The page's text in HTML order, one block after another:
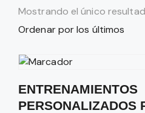
Mostrando el único
ENTRENAMIENTOS
PERSONALIZADOS